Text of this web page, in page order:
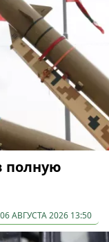
полную
06 АВГУСТА 2026 13:50